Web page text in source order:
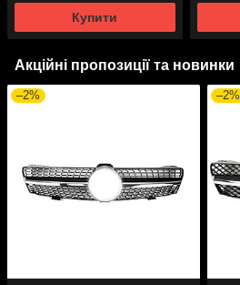
Купити
Акційні пропозиції та новинки
–2% –2%